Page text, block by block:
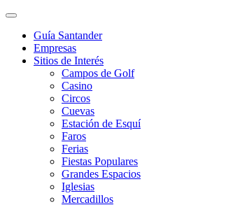
Guía Santander
Empresas
Sitios de Interés
Campos de Golf
Casino
Circos
Cuevas
Estación de Esquí
Faros
Ferias
Fiestas Populares
Grandes Espacios
Iglesias
Mercadillos